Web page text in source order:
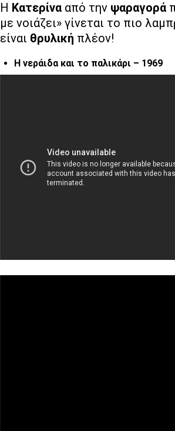
Η Κατερίνα από την ψαραγορά
με νοιάζει» γίνεται το πιο
είναι θρυλική πλέον!
Η νεράιδα και το παλικάρι – 1969